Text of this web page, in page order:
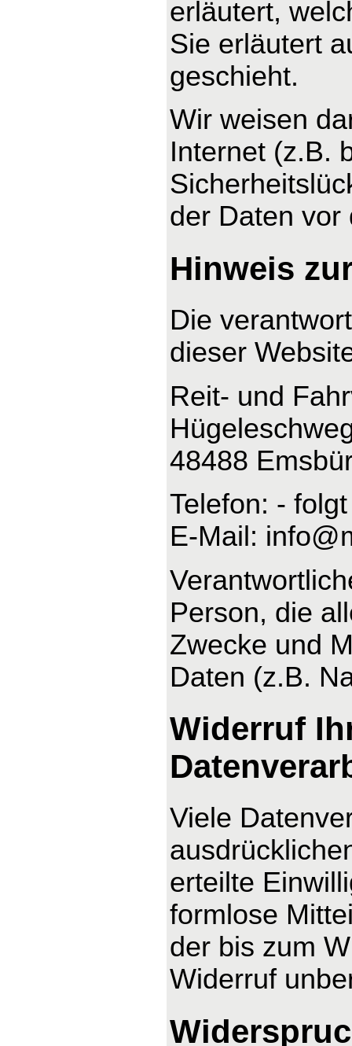
erläutert,
Sie erläutert
geschieht.
Wir weisen
Internet (z.B.
der Daten vor
Hinweis
Die
dieser
Reit- und
48488
Telefon: -
E-Mail:
Person, die
Zwecke und
Daten (z.B.
Widerruf
Viele
erteilte
formlose
der bis zum
Widerruf